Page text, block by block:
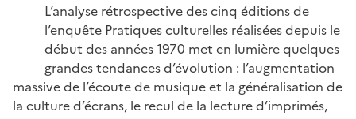
L’analyse rétrospective des cinq éditions de
l’enquête Pratiques culturelles réalisées depuis le
début des années 1970 met en lumière quelques
grandes tendances d’évolution : l’augmentation
massive de l’écoute de musique et la généralisation de
la culture d’écrans, le recul de la lecture d’imprimés,